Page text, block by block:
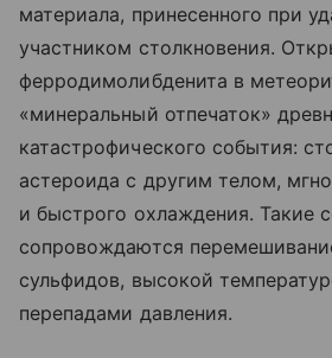
материала, принесенного при
участником столкновения.
ферродимолибденита в
«минеральный отпечаток»
катастрофического события:
астероида с другим телом,
и быстрого охлаждения. Такие
сопровождаются
сульфидов, высокой
перепадами давления.